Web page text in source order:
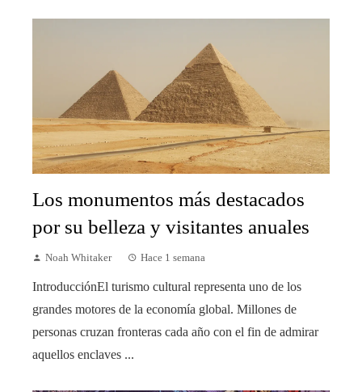
Los monumentos más destacados
por su belleza y visitantes anuales
Noah Whitaker Hace 1 semana
IntroducciónEl turismo cultural representa uno de los
grandes motores de la economía global. Millones de
personas cruzan fronteras cada año con el fin de admirar
aquellos enclaves ...